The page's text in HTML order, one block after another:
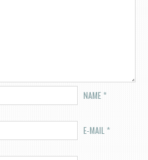
NAME*
E-MAIL *